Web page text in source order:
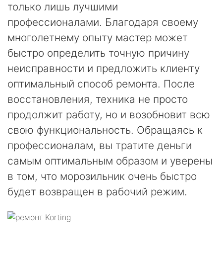
только лишь лучшими
профессионалами. Благодаря своему
многолетнему опыту мастер может
быстро определить точную причину
неисправности и предложить клиенту
оптимальный способ ремонта. После
восстановления, техника не просто
продолжит работу, но и возобновит всю
свою функциональность. Обращаясь к
профессионалам, вы тратите деньги
самым оптимальным образом и уверены
в том, что морозильник очень быстро
будет возвращен в рабочий режим.